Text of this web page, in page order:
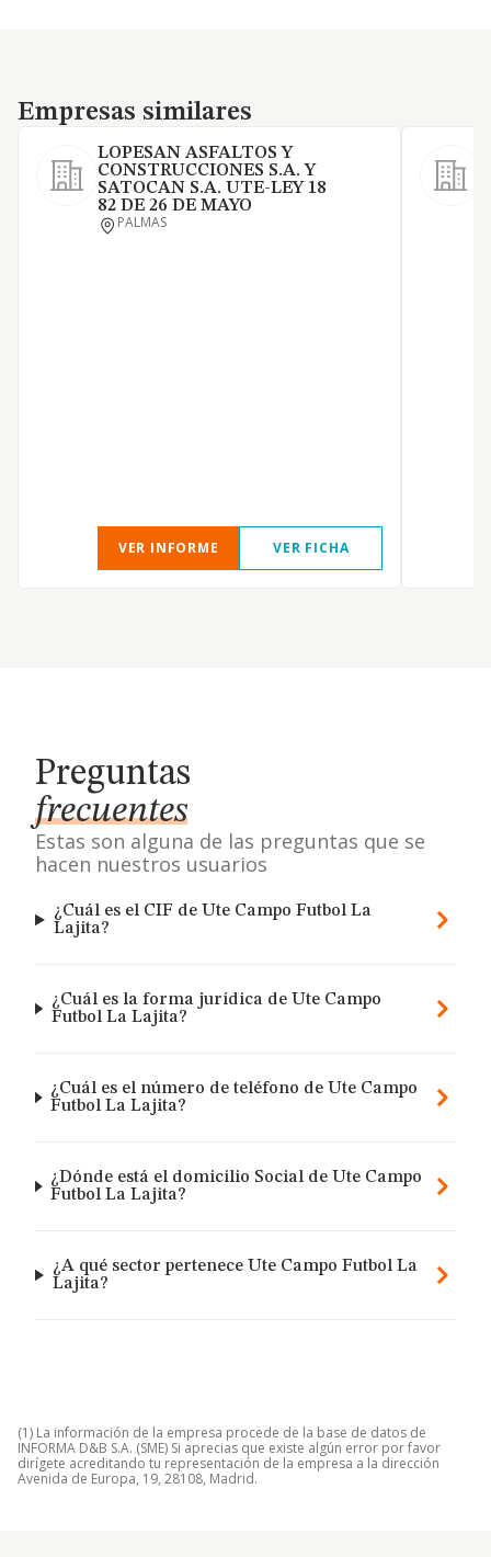
Empresas similares
Empresas similares
LOPESAN ASFALTOS Y
CONSTRUCCIONES S.A. Y
SATOCAN S.A. UTE-LEY 18
82 DE 26 DE MAYO
PALMAS
VER INFORME VER FICHA
Preguntas
frecuentes
Estas son alguna de las preguntas que se
hacen nuestros usuarios
¿Cuál es el CIF de Ute Campo Futbol La
Lajita?
¿Cuál es la forma jurídica de Ute Campo
Futbol La Lajita?
¿Cuál es el número de teléfono de Ute Campo
Futbol La Lajita?
¿Dónde está el domicilio Social de Ute Campo
Futbol La Lajita?
¿A qué sector pertenece Ute Campo Futbol La
Lajita?
(1) La información de la empresa procede de la base de datos de
INFORMA D&B S.A. (SME) Si aprecias que existe algún error por favor
dirígete acreditando tu representación de la empresa a la dirección
Avenida de Europa, 19, 28108, Madrid.